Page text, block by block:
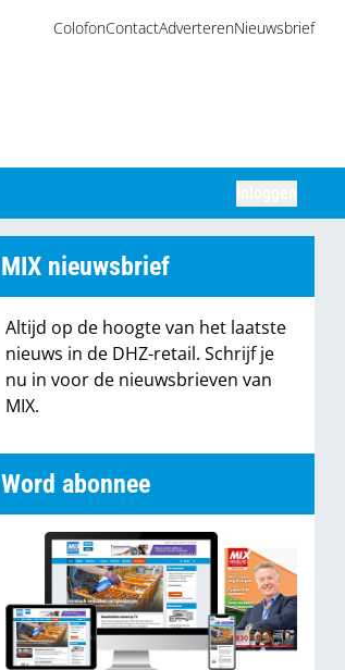
ColofonContactAdverterenNieuwsbrief
MIX nieuwsbrief
Altijd op de hoogte van het laatste
nieuws in de DHZ-retail. Schrijf je
nu in voor de nieuwsbrieven van
MIX.
Word abonnee